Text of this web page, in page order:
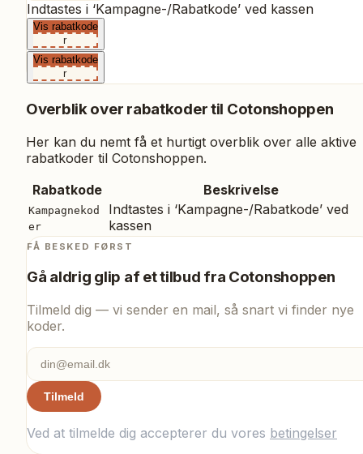
Indtastes i ‘Kampagne-/Rabatkode’ ved kassen
Vis rabatkode
r
Vis rabatkode
r
Overblik over rabatkoder til Cotonshoppen
Her kan du nemt få et hurtigt overblik over alle aktive
rabatkoder til Cotonshoppen.
Rabatkode
Beskrivelse
Kampagnekod
er
Indtastes i ‘Kampagne-/Rabatkode’ ved
kassen
FÅ BESKED FØRST
Gå aldrig glip af et tilbud fra Cotonshoppen
Tilmeld dig — vi sender en mail, så snart vi finder nye
koder.
Tilmeld
Ved at tilmelde dig accepterer du vores betingelser